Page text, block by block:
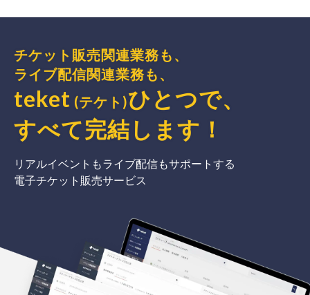
チケット販売関連業務も、
ライブ配信関連業務も、
teket (テケト)ひとつで、
すべて完結 します ！
リアルイベントもライブ配信もサポートする
電子チケット販売サービス